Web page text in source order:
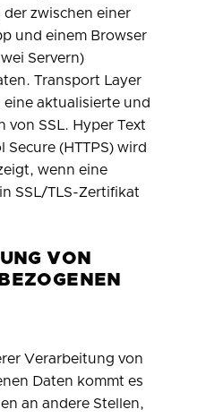
zwischen einer
und einem Browser
Servern)
Transport Layer
eine aktualisierte und
von SSL. Hyper Text
Secure (HTTPS) wird
wenn eine
SSL/TLS-Zertifikat
VON
Verarbeitung von
Daten kommt es
an andere Stellen,